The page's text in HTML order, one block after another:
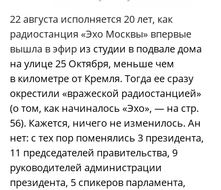
22 августа исполняется 20 лет, как
радиостанция «Эхо Москвы» впервые
вышла в эфир из студии в подвале дома
на улице 25 Октября, меньше чем
в километре от Кремля. Тогда ее сразу
окрестили «вражеской радиостанцией»
(о том, как начиналось «Эхо», — на стр.
56). Кажется, ничего не изменилось. Ан
нет: с тех пор поменялись 3 президента,
11 председателей правительства, 9
руководителей администрации
президента, 5 спикеров парламента,